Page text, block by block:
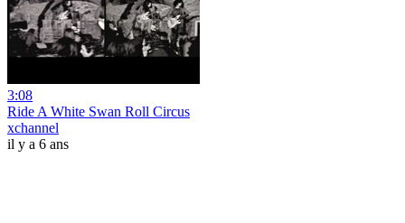
3:08
Ride A White Swan Roll Circus
xchannel
il y a 6 ans